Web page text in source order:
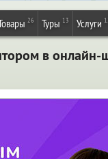
26 Туры 13 Услуги
в онлайн-